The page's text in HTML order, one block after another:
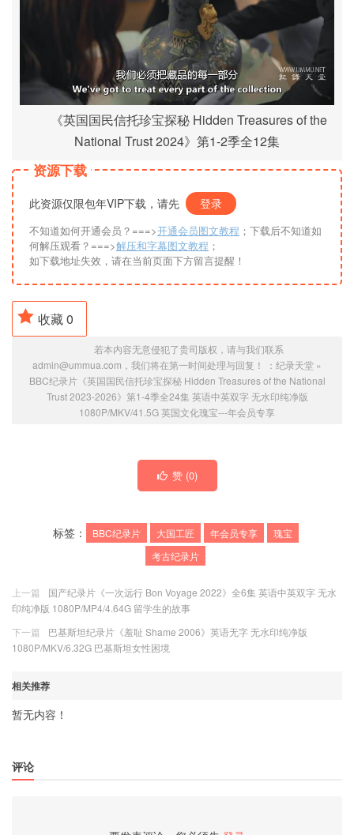
《英国国民信托珍宝探秘 Hidden Treasures of the
National Trust 2024》第1-2季全12集
资源下载
此资源仅限包年VIP下载，请先 登录
不知道如何开通会员？===>开通会员图文教程 ；下载后不知道如
何解压观看？===>解压和字幕图文教程 ；
如下载地址失效，请在当前页面下方留言提醒！
收藏0
若本内容无意侵犯了贵司版权，请与我们联系
admin@ummua.com，我们将在第一时间处理与回复！ ： 纪录天堂 »
BBC纪录片《英国国民信托珍宝探秘 Hidden Treasures of the National
Trust 2023-2026》第1-4季全24集 英语中英双字 无水印纯净版
1080P/MKV/41.5G 英国文化瑰宝---年会员专享
赞 (0)
标签： BBC纪录片 大国工匠 年会员专享
瑰宝
考古纪录片
上一篇
国产纪录片《一次远行 Bon Voyage 2022》全6集 英语中英双字 无水
印纯净版 1080P/MP4/4.64G 留学生的故事
下一篇
巴基斯坦纪录片《羞耻 Shame 2006》英语无字 无水印纯净版
1080P/MKV/6.32G 巴基斯坦女性困境
相关推荐
暂无内容！
评论